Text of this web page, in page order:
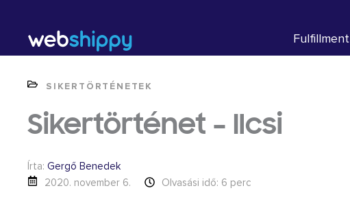
content
Fulfillment
SIKERTÖRTÉNETEK
Sikertörténet – Ilcsi
Írta: Gergő Benedek
2020. november 6.
Olvasási idő: 6 perc